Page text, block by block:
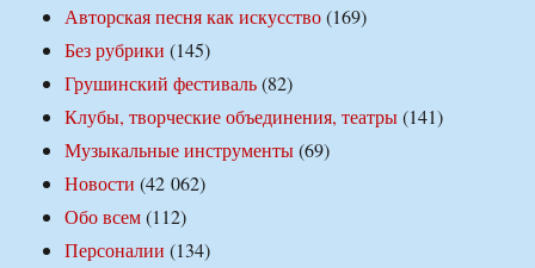
Авторская песня как искусство(169)
Без рубрики (145)
Грушинский фестиваль(82)
Клубы, творческие объединения, театры(141)
Музыкальные инструменты(69)
Новости (42 062)
Обо всем(112)
Персоналии (134)